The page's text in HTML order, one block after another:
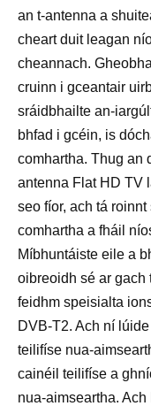
an t-antenna a
cheart duit leagan
cheannach.
cruinn i gceantair
sráidbhailte an-
bhfad i gcéin, is
comhartha. Thug an
antenna Flat HD TV
seo fíor, ach tá
comhartha a fháil
Míbhuntáiste eile a
oibreoidh sé ar gach
feidhm speisialta
DVB-T2. Ach ní
teilifíse nua-
cainéil teilifíse a
nua-aimseartha.